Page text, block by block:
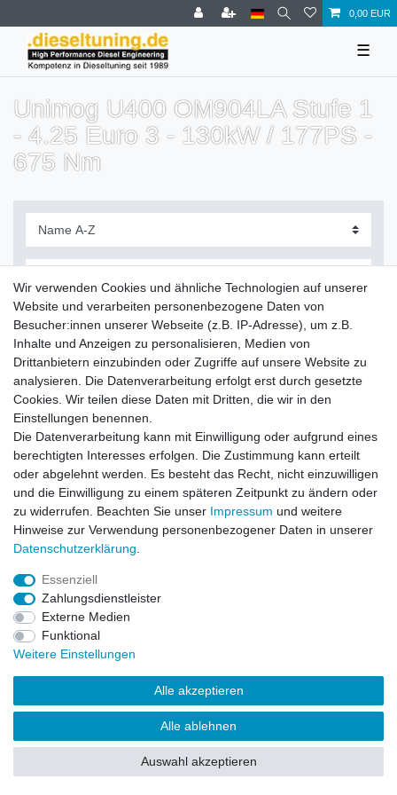
0,00 EUR
☰
Unimog U400 OM904LA Stufe 1
- 4.25 Euro 3 - 130kW / 177PS -
675 Nm
Filter
Zahlung und Versand
Impressum Daten­schutz­erklärung AGB
Barrierefreiheitserklärung Widerrufs­recht
Wir verwenden Cookies und ähnliche Technologien auf unserer
Website und verarbeiten personenbezogene Daten von
Besucher:innen unserer Webseite (z.B. IP-Adresse), um z.B.
Inhalte und Anzeigen zu personalisieren, Medien von
Drittanbietern einzubinden oder Zugriffe auf unsere Website zu
analysieren. Die Datenverarbeitung erfolgt erst durch gesetzte
Cookies. Wir teilen diese Daten mit Dritten, die wir in den
Einstellungen benennen.
Die Datenverarbeitung kann mit Einwilligung oder aufgrund eines
berechtigten Interesses erfolgen. Die Zustimmung kann erteilt
oder abgelehnt werden. Es besteht das Recht, nicht einzuwilligen
und die Einwilligung zu einem späteren Zeitpunkt zu ändern oder
zu widerrufen. Beachten Sie unser Impressum und weitere
Hinweise zur Verwendung personenbezogener Daten in unserer
Daten­schutz­erklärung
Essenziell
Zahlungsdienstleister
Externe Medien
Funktional
Weitere Einstellungen
Alle akzeptieren
Alle ablehnen
Auswahl akzeptieren